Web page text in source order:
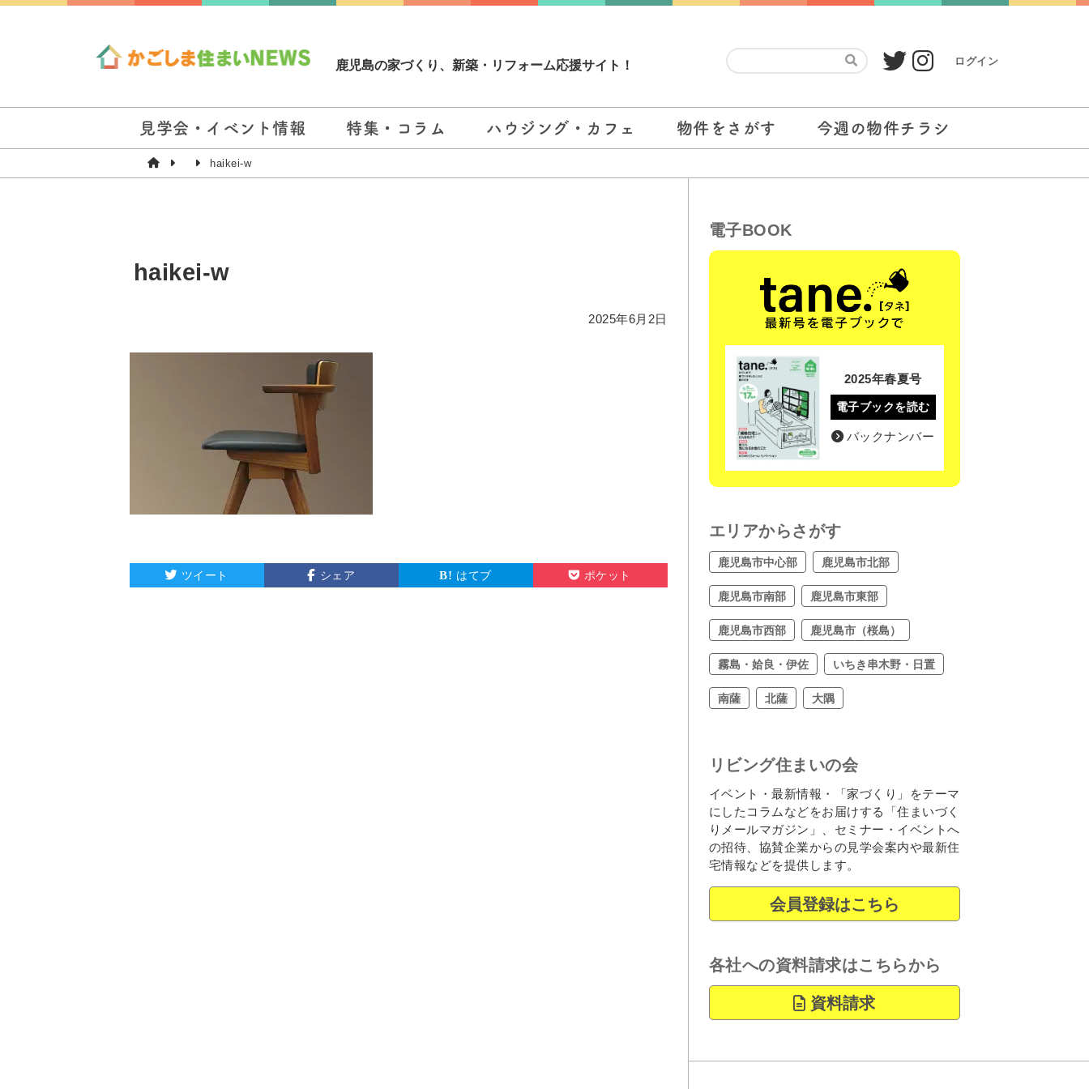
鹿児島の家づくり、新築・リフォーム応援サイト！ ログイン
見学会・イベント情報 特集・コラム ハウジング・カフェ 物件をさがす 今週の物件チラシ
haikei-w
haikei-w
2025年6月2日
ツイート シェア はてブ ポケット
電子BOOK
2025年春夏号
電子ブックを読む
バックナンバー
エリアからさがす
鹿児島市中心部 鹿児島市北部
鹿児島市南部 鹿児島市東部
鹿児島市西部 鹿児島市（桜島）
霧島・姶良・伊佐 いちき串木野・日置
南薩 北薩 大隅
リビング住まいの会
イベント・最新情報・「家づくり」をテーマ
にしたコラムなどをお届けする「住まいづく
りメールマガジン」、セミナー・イベントへ
の招待、協賛企業からの見学会案内や最新住
宅情報などを提供します。
会員登録はこちら
各社への資料請求はこちらから
資料請求